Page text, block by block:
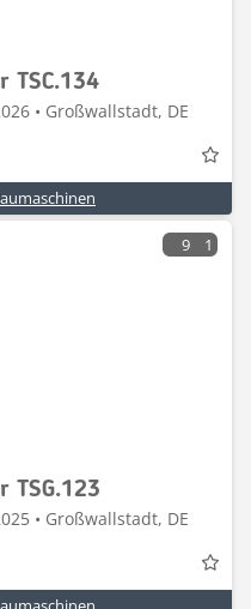
TSC.134
• Großwallstadt, DE
9 1
TSG.123
• Großwallstadt, DE